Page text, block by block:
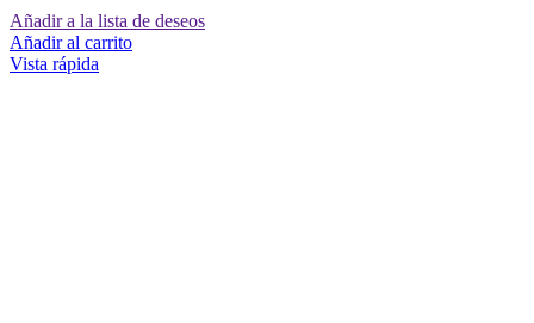
Añadir a la lista de deseos
Añadir al carrito
Vista rápida